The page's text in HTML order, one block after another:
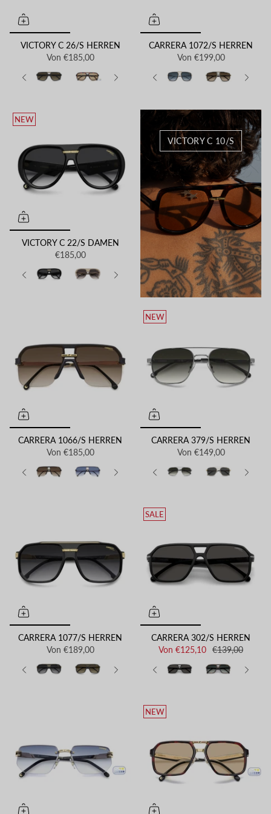
VICTORY C 26/S HERREN
Von €185,00
CARRERA 1072/S HERREN
Von €199,00
NEW
VICTORY C 22/S DAMEN
€185,00
VICTORY C 10/S
CARRERA 1066/S HERREN
Von €185,00
NEW
CARRERA 379/S HERREN
Von €149,00
CARRERA 1077/S HERREN
Von €189,00
SALE
CARRERA 302/S HERREN
Von €125,10 €139,00
NEW